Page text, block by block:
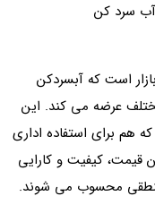
آب سرد کن
است که آبسردکن‌
عرضه می‌ کند. این
هم برای استفاده اداری
قیمت، کیفیت و کارایی
محسوب می‌ شوند.